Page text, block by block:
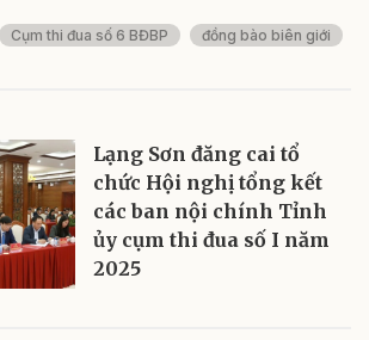
Cụm thi đua số 6 BĐBP đồng bào biên giới
Lạng Sơn đăng cai tổ
chức Hội nghị tổng kết
các ban nội chính Tỉnh
ủy cụm thi đua số I năm
2025